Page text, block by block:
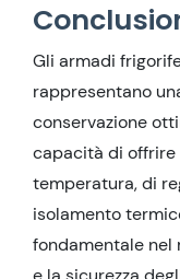
Gli armadi
rappresentano
conservazione
capacità di offrire
temperatura, di
isolamento
fondamentale nel